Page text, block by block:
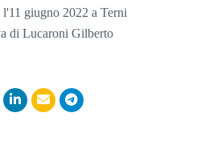
l'11 giugno 2022 a Terni
di Lucaroni Gilberto